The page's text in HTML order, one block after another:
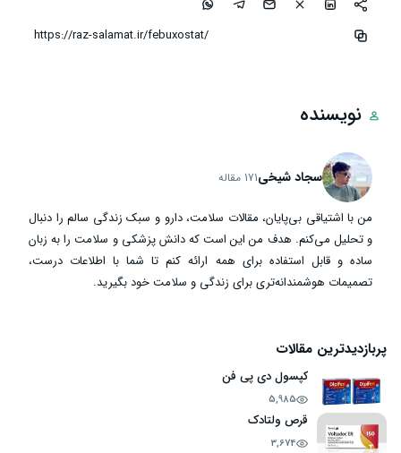
نویسنده
سجاد شیخی171 مقاله
من با اشتیاقی بی‌پایان، مقالات سلامت، دارو و سبک زندگی سالم را دنبال
و تحلیل می‌کنم. هدف من این است که دانش پزشکی و سلامت را به زبان
ساده و قابل استفاده برای همه ارائه کنم تا شما با اطلاعات درست،
تصمیمات هوشمندانه‌تری برای زندگی و سلامت خود بگیرید.
پربازدیدترین مقالات
کپسول دی پی فن
5,985
قرص ولتادک
3,674